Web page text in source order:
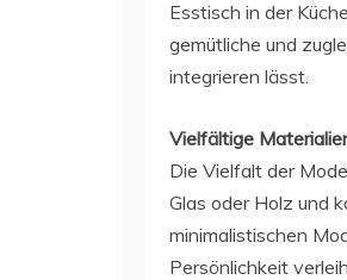
Esstisch in der
gemütliche und
integrieren lässt.
Vielfältige
Die Vielfalt der
Glas oder Holz und
minimalistischen
Persönlichkeit